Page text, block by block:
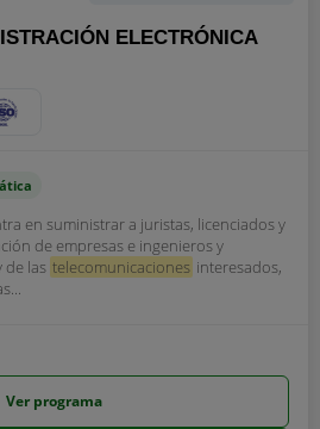
ELECTRÓNICA
en suministrar a juristas, licenciados y
de empresas e ingenieros y
de las telecomunicaciones interesados,
Ver programa